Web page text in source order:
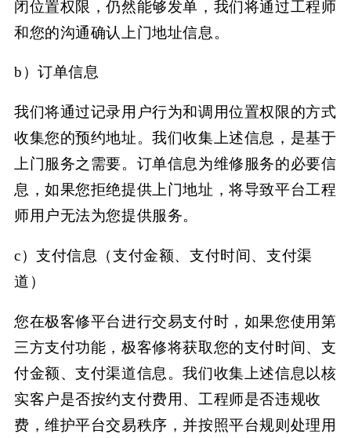
闭位置权限，仍然能够发单，我们将通过工程师
和您的沟通确认上门地址信息 。
b）订单信息
我们将通过记录用户行为和调用位置权限的方式
收集您的预约地址。我们收集上述信息，是基于
上门服务之需要。订单信息为维修服务的必要信
息，如果您拒绝提供上门地址，将导致平台工程
师用户无法为您提供服务。
c）支付信息（支付金额、支付时间、支付渠
道）
您在极客修平台进行交易支付时，如果您使用第
三方支付功能，极客修将获取您的支付时间、支
付金额、支付渠道信息。我们收集上述信息以核
实客户是否按约支付费用、工程师是否违规收
费，维护平台交易秩序，并按照平台规则处理用